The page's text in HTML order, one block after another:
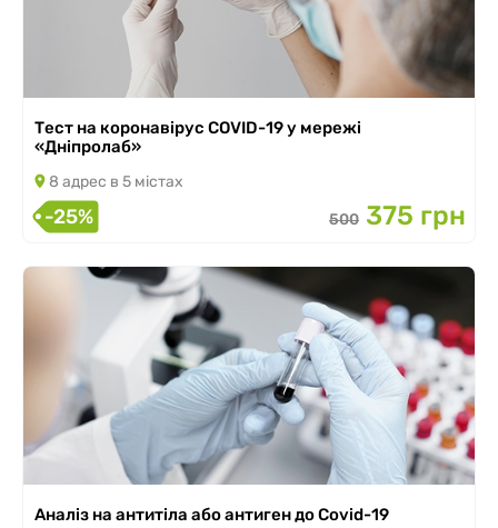
Тест на коронавірус COVID-19 у мережі
«Дніпролаб»
8 адрес в 5 містах
-25% 500 375 грн
Аналіз на антитіла або антиген до Covid-19